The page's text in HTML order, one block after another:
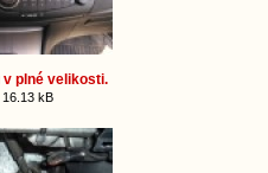
v plné velikosti.
16.13 kB